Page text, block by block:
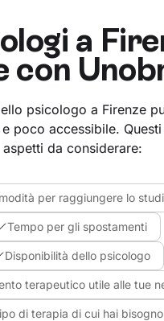
a
con
psicologo a Firenze
poco accessibile.
aspetti da considerare:
per raggiungere lo
Tempo per gli spostamenti
Disponibilità dello psicologo
terapeutico utile alle tue
di terapia di cui hai bisogno